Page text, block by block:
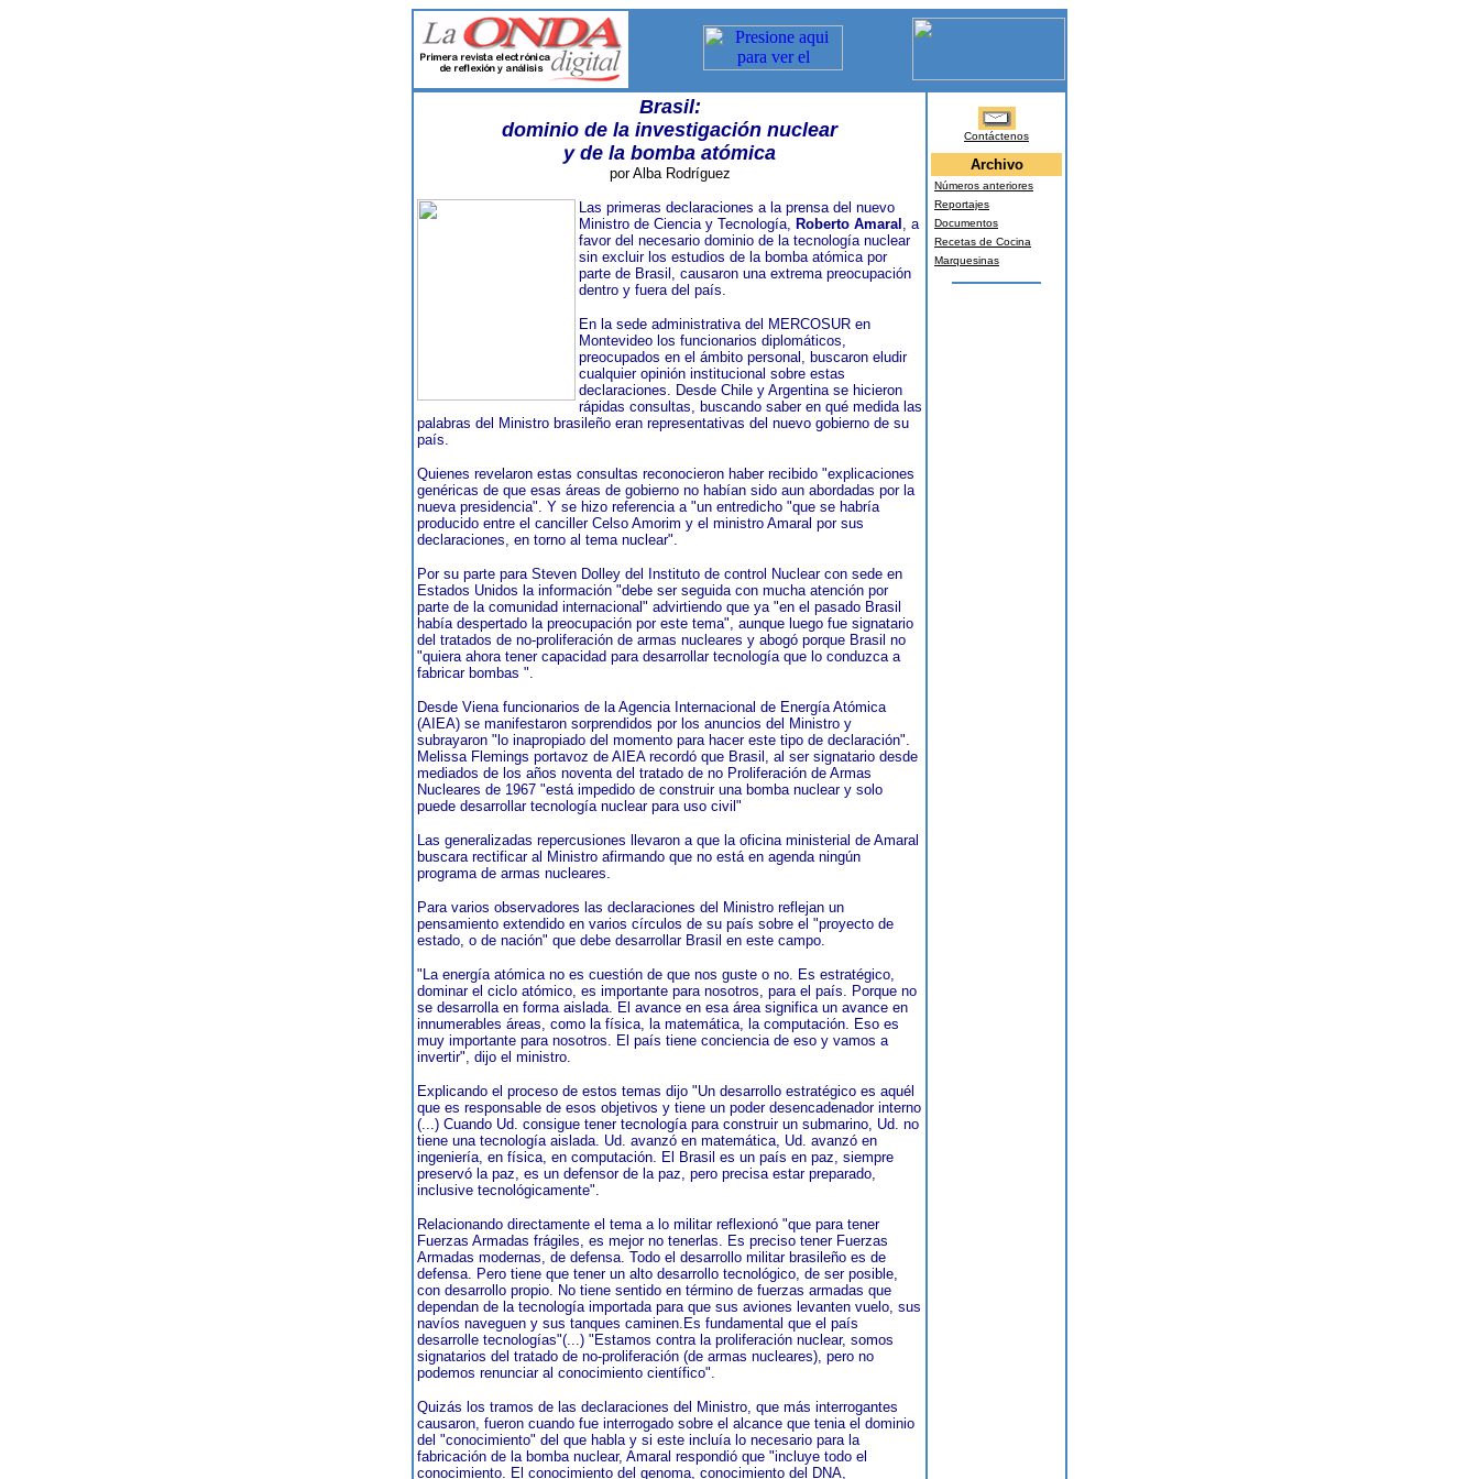
Brasil:
dominio de la investigación nuclear
y de la bomba atómica
por Alba Rodríguez
Las primeras declaraciones a la prensa del nuevo
Ministro de Ciencia y Tecnología, Roberto Amaral , a
favor del necesario dominio de la tecnología nuclear
sin excluir los estudios de la bomba atómica por
parte de Brasil, causaron una extrema preocupación
dentro y fuera del país.
En la sede administrativa del MERCOSUR en
Montevideo los funcionarios diplomáticos,
preocupados en el ámbito personal, buscaron eludir
cualquier opinión institucional sobre estas
declaraciones. Desde Chile y Argentina se hicieron
rápidas consultas, buscando saber en qué medida las
palabras del Ministro brasileño eran representativas del nuevo gobierno de su
país.
Quienes revelaron estas consultas reconocieron haber recibido "explicaciones
genéricas de que esas áreas de gobierno no habían sido aun abordadas por la
nueva presidencia". Y se hizo referencia a "un entredicho "que se habría
producido entre el canciller Celso Amorim y el ministro Amaral por sus
declaraciones, en torno al tema nuclear".
Por su parte para Steven Dolley del Instituto de control Nuclear con sede en
Estados Unidos la información "debe ser seguida con mucha atención por
parte de la comunidad internacional" advirtiendo que ya "en el pasado Brasil
había despertado la preocupación por este tema", aunque luego fue signatario
del tratados de no-proliferación de armas nucleares y abogó porque Brasil no
"quiera ahora tener capacidad para desarrollar tecnología que lo conduzca a
fabricar bombas ".
Desde Viena funcionarios de la Agencia Internacional de Energía Atómica
(AIEA) se manifestaron sorprendidos por los anuncios del Ministro y
subrayaron "lo inapropiado del momento para hacer este tipo de declaración".
Melissa Flemings portavoz de AIEA recordó que Brasil, al ser signatario desde
mediados de los años noventa del tratado de no Proliferación de Armas
Nucleares de 1967 "está impedido de construir una bomba nuclear y solo
puede desarrollar tecnología nuclear para uso civil"
Las generalizadas repercusiones llevaron a que la oficina ministerial de Amaral
buscara rectificar al Ministro afirmando que no está en agenda ningún
programa de armas nucleares.
Para varios observadores las declaraciones del Ministro reflejan un
pensamiento extendido en varios círculos de su país sobre el "proyecto de
estado, o de nación" que debe desarrollar Brasil en este campo.
"La energía atómica no es cuestión de que nos guste o no. Es estratégico,
dominar el ciclo atómico, es importante para nosotros, para el país. Porque no
se desarrolla en forma aislada. El avance en esa área significa un avance en
innumerables áreas, como la física, la matemática, la computación. Eso es
muy importante para nosotros. El país tiene conciencia de eso y vamos a
invertir", dijo el ministro.
Explicando el proceso de estos temas dijo "Un desarrollo estratégico es aquél
que es responsable de esos objetivos y tiene un poder desencadenador interno
(...) Cuando Ud. consigue tener tecnología para construir un submarino, Ud. no
tiene una tecnología aislada. Ud. avanzó en matemática, Ud. avanzó en
ingeniería, en física, en computación. El Brasil es un país en paz, siempre
preservó la paz, es un defensor de la paz, pero precisa estar preparado,
inclusive tecnológicamente".
Relacionando directamente el tema a lo militar reflexionó "que para tener
Fuerzas Armadas frágiles, es mejor no tenerlas. Es preciso tener Fuerzas
Armadas modernas, de defensa. Todo el desarrollo militar brasileño es de
defensa. Pero tiene que tener un alto desarrollo tecnológico, de ser posible,
con desarrollo propio. No tiene sentido en término de fuerzas armadas que
dependan de la tecnología importada para que sus aviones levanten vuelo, sus
navíos naveguen y sus tanques caminen.Es fundamental que el país
desarrolle tecnologías"(...) "Estamos contra la proliferación nuclear, somos
signatarios del tratado de no-proliferación (de armas nucleares), pero no
podemos renunciar al conocimiento científico".
Quizás los tramos de las declaraciones del Ministro, que más interrogantes
causaron, fueron cuando fue interrogado sobre el alcance que tenia el dominio
del "conocimiento" del que habla y si este incluía lo necesario para la
fabricación de la bomba nuclear, Amaral respondió que "incluye todo el
conocimiento. El conocimiento del genoma, conocimiento del DNA,
Contáctenos
Archivo
Números anteriores
Reportajes
Documentos
Recetas de Cocina
Marquesinas